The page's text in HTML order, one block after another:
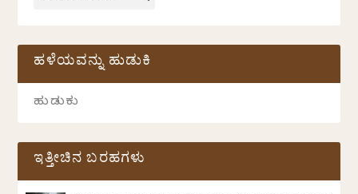
ಹಳೆಯವನ್ನು ಹುಡುಕಿ
ಇತ್ತೀಚಿನ ಬರಹಗಳು